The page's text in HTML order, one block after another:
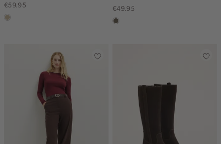
€59.95
lichtzand
€49.95
middenbruin